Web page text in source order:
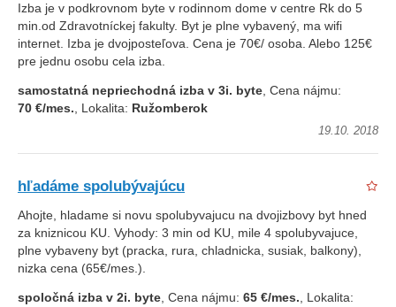
Izba je v podkrovnom byte v rodinnom dome v centre Rk do 5
min.od Zdravotníckej fakulty. Byt je plne vybavený, ma wifi
internet. Izba je dvojposteľova. Cena je 70€/ osoba. Alebo 125€
pre jednu osobu cela izba.
samostatná nepriechodná izba v 3i. byte, Cena nájmu:
70 €/mes., Lokalita: Ružomberok
19.10. 2018
hľadáme spolubývajúcu
Ahojte, hladame si novu spolubyvajucu na dvojizbovy byt hned
za kniznicou KU. Vyhody: 3 min od KU, mile 4 spolubyvajuce,
plne vybaveny byt (pracka, rura, chladnicka, susiak, balkony),
nizka cena (65€/mes.).
spoločná izba v 2i. byte, Cena nájmu: 65 €/mes., Lokalita: